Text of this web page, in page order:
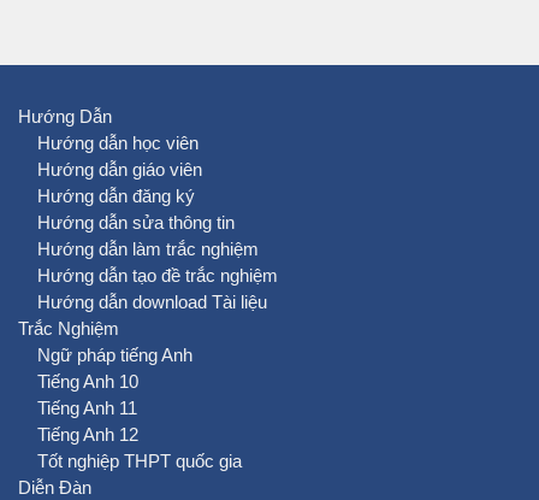
Hướng Dẫn
Hướng dẫn học viên
Hướng dẫn giáo viên
Hướng dẫn đăng ký
Hướng dẫn sửa thông tin
Hướng dẫn làm trắc nghiệm
Hướng dẫn tạo đề trắc nghiệm
Hướng dẫn download Tài liệu
Trắc Nghiệm
Ngữ pháp tiếng Anh
Tiếng Anh 10
Tiếng Anh 11
Tiếng Anh 12
Tốt nghiệp THPT quốc gia
Diễn Đàn